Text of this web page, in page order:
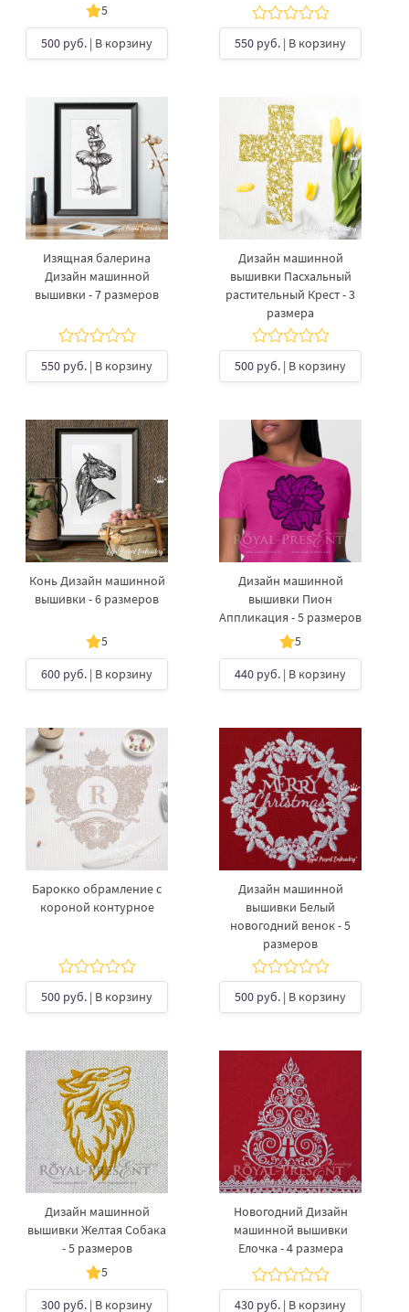
5
500 руб. | В корзину 550 руб. | В корзину
Изящная балерина
Дизайн машинной
вышивки - 7 размеров
550 руб. | В корзину
Дизайн машинной
вышивки Пасхальный
растительный Крест - 3
размера
500 руб. | В корзину
Конь Дизайн машинной
вышивки - 6 размеров
5
600 руб. | В корзину
Дизайн машинной
вышивки Пион
Аппликация - 5 размеров
5
440 руб. | В корзину
Барокко обрамление с
короной контурное
500 руб. | В корзину
Дизайн машинной
вышивки Белый
новогодний венок - 5
размеров
500 руб. | В корзину
Дизайн машинной
вышивки Желтая Собака
- 5 размеров
5
300 руб. | В корзину
Новогодний Дизайн
машинной вышивки
Елочка - 4 размера
430 руб. | В корзину